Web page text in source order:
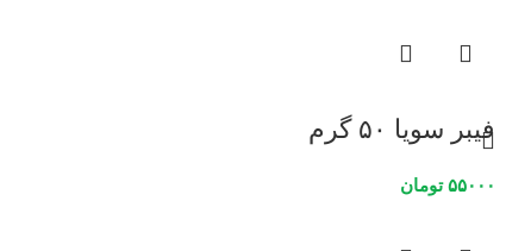
فیبر سویا ۵۰ گرم
۵۵۰۰۰ تومان